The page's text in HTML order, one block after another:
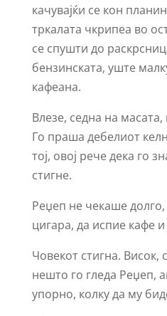
качувајќи се кон
тркалата чкрипеа во
се спушти до
бензинската, уште
кафеана.
Влезе, седна на
Го праша дебелиот
тој, овој рече дека го
стигне.
Реџеп не чекаше
цигара, да испие кафе
Човекот стигна. Висок,
нешто го гледа Реџеп,
упорно, колку да му